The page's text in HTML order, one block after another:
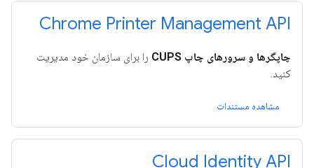
Chrome Printer Management API
چاپگرها و سرورهای چاپ CUPS
را برای سازمان خود مدیریت
کنید.
مشاهده مستندات
Cloud Identity API